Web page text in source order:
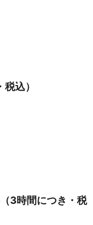
込）
3時間につき・税